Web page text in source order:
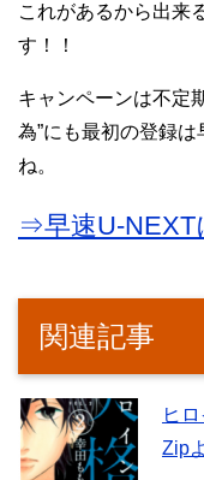
これがあるから出来
す！！
キャンペーンは不定
為”にも最初の登録
ね。
⇒早速U-NEXT
関連記事
ヒ
Zip